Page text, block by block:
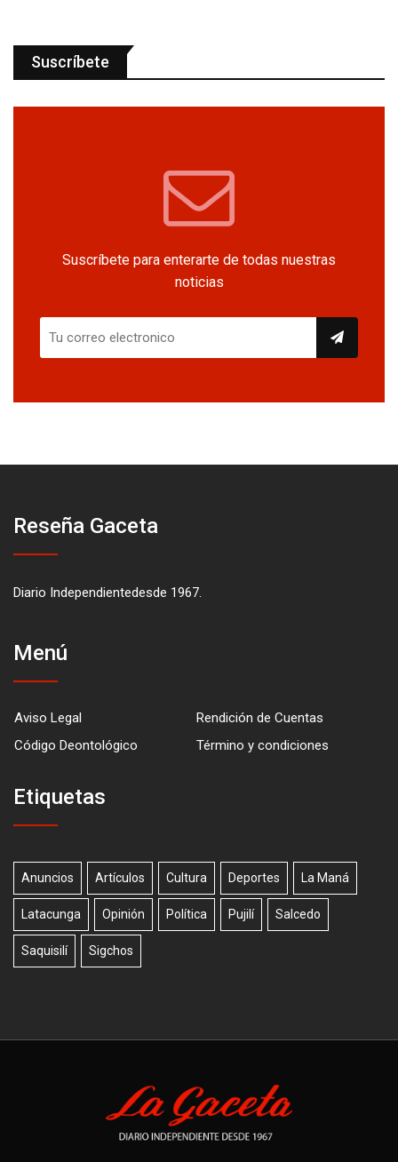
Suscríbete
Suscríbete para enterarte de todas nuestras
noticias
Reseña Gaceta
Diario Independientedesde 1967.
Menú
Aviso Legal
Rendición de Cuentas
Código Deontológico
Término y condiciones
Etiquetas
Anuncios Artículos Cultura Deportes La Maná
Latacunga Opinión Política Pujilí Salcedo
Saquisilí Sigchos